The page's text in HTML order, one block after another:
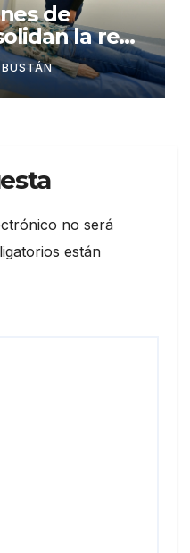
de
la red
no será
están